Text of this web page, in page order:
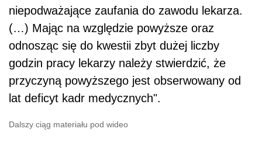
niepodważające zaufania do zawodu lekarza.
(…) Mając na względzie powyższe oraz
odnosząc się do kwestii zbyt dużej liczby
godzin pracy lekarzy należy stwierdzić, że
przyczyną powyższego jest obserwowany od
lat deficyt kadr medycznych".
Dalszy ciąg materiału pod wideo